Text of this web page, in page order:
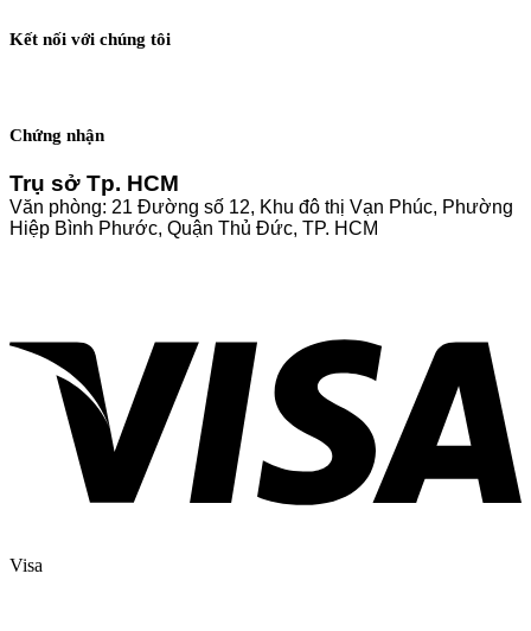
Kết nối với chúng tôi
Chứng nhận
Trụ sở Tp. HCM
Văn phòng: 21 Đường số 12, Khu đô thị Vạn Phúc, Phường
Hiệp Bình Phước, Quận Thủ Đức, TP. HCM
Visa